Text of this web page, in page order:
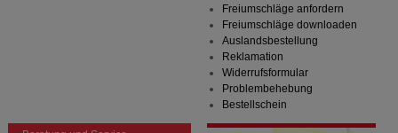
Freiumschläge anfordern
Freiumschläge downloaden
Auslandsbestellung
Reklamation
Widerrufsformular
Problembehebung
Bestellschein